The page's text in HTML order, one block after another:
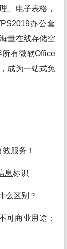
、 电子表格，
办公套
量在线存储空
所有微软Office
成为一站式免
服务！
息标识
么区别？
可商业用途；